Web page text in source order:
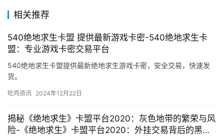
相关推荐
540绝地求生卡盟 提供最新游戏卡密-540绝地求生卡
盟：专业游戏卡密交易平台
540绝地求生卡盟提供最新绝地求生游戏卡密，安全交易，快速发
货。
吃鸡资讯 2024年12月22日
揭秘《绝地求生》卡盟平台2020：灰色地带的繁荣与风
险-《绝地求生》卡盟平台2020：外挂交易背后的黑色